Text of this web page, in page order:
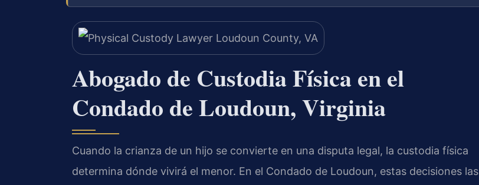
Abogado de Custodia Física en el
Condado de Loudoun, Virginia
Cuando la crianza de un hijo se convierte en una disputa legal, la custodia física
determina dónde vivirá el menor. En el Condado de Loudoun, estas decisiones las